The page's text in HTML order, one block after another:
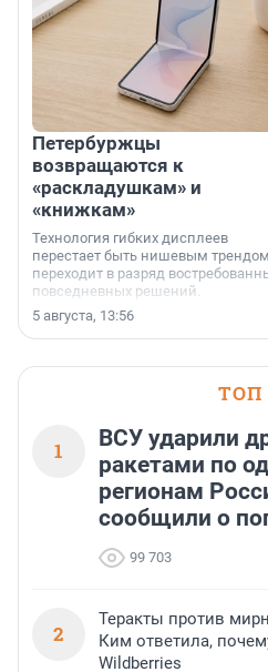
Петербуржцы
возвращаются к
«раскладушкам» и
«книжкам»
Технология гибких дисплеев
перестает быть нишевым
переходит в разряд
повседневных решений.
5 августа, 13:56
ТОП
1
ВСУ ударили
ракетами по
регионам
сообщили о
99 703
2
Теракты против
Ким ответила,
Wildberries